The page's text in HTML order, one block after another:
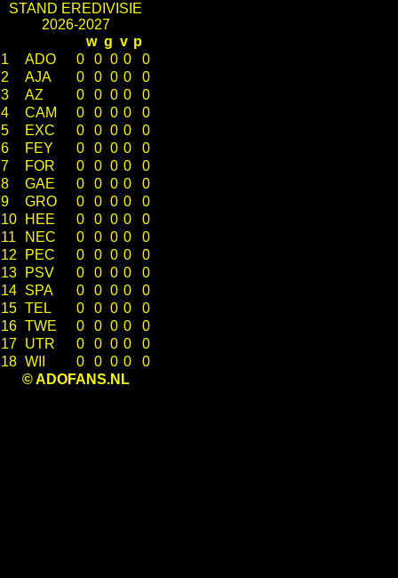
STAND EREDIVISIE
2026-2027
w g v p
1
ADO 0 0 0 0
0
2
AJA 0 0 0 0
0
3
AZ 0 0 0 0
0
4
CAM 0 0 0 0
0
5
EXC 0 0 0 0
0
6
FEY 0 0 0 0
0
7
FOR 0 0 0 0
0
8
GAE 0 0 0 0
0
9
GRO 0 0 0 0
0
10
HEE 0 0 0 0
0
11
NEC 0 0 0 0
0
12
PEC 0 0 0 0
0
13
PSV 0 0 0 0
0
14 SPA 0 0 0 0
0
15 TEL 0 0 0 0
0
16 TWE 0 0 0 0
0
17 UTR 0 0 0 0
0
18 WII 0 0 0 0
0
© ADOFANS.NL